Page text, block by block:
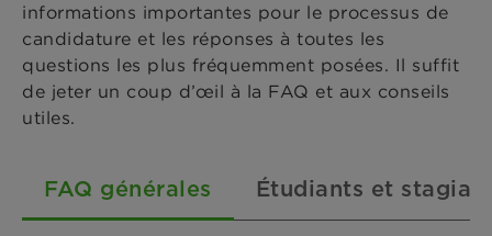
informations importantes pour le processus de
candidature et les réponses à toutes les
questions les plus fréquemment posées. Il suffit
de jeter un coup d’œil à la FAQ et aux conseils
utiles.
FAQ générales Étudiants et